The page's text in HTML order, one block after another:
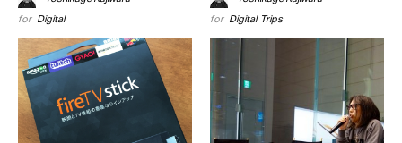
for Digital
for Digital,Trips